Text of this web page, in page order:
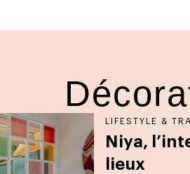
LIFESTYLE &
Niya,
lieux